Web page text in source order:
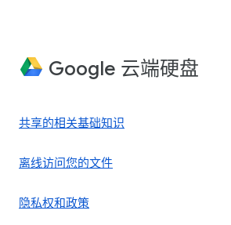
Google 云端硬盘
共享的相关基础知识
离线访问您的文件
隐私权和政策